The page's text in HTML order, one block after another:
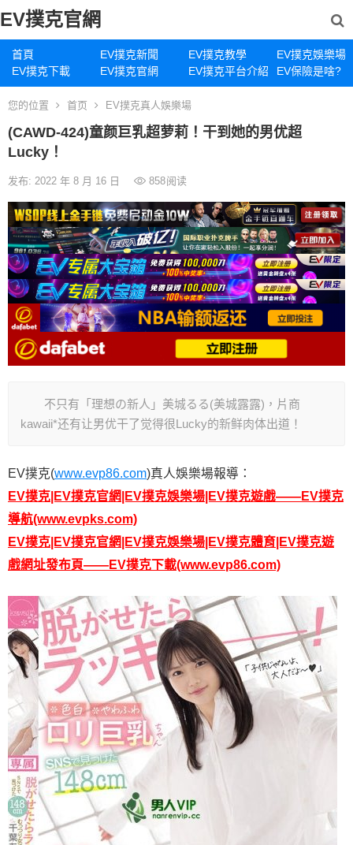
EV撲克官網
首頁 EV撲克新聞 EV撲克教學
EV撲克娛樂場
EV撲克下載
EV撲克官網 EV撲克平台介紹 EV保險是啥?
您的位置 首页 EV撲克真人娛樂場
(CAWD-424)童颜巨乳超萝莉！干到她的男优超
Lucky！
发布: 2022 年 8 月 16 日 858阅读
不只有「理想の新人」美城るる(美城露露)，片商
kawaii*还有让男优干了觉得很Lucky的新鲜肉体出道！
EV撲克(www.evp86.com)真人娛樂場報導：
EV撲克|EV撲克官網|EV撲克娛樂場|EV撲克遊戲——EV撲克
導航(www.evpks.com)
EV撲克|EV撲克官網|EV撲克娛樂場|EV撲克體育|EV撲克遊
戲網址發布頁——EV撲克下載(www.evp86.com)